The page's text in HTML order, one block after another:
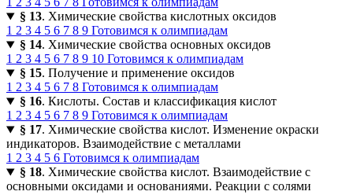
§ 13. Химические свойства кислотных оксидов
1 2 3 4 5 6 7 8 9 Готовимся к олимпиадам
§ 14. Химические свойства основных оксидов
1 2 3 4 5 6 7 8 9 10 Готовимся к олимпиадам
§ 15. Получение и применение оксидов
1 2 3 4 5 6 7 8 Готовимся к олимпиадам
§ 16. Кислоты. Состав и классификация кислот
1 2 3 4 5 6 7 8 9 Готовимся к олимпиадам
§ 17. Химические свойства кислот. Изменение окраски
индикаторов. Взаимодействие с металлами
1 2 3 4 5 6 Готовимся к олимпиадам
§ 18. Химические свойства кислот. Взаимодействие с
основными оксидами и основаниями. Реакции с солями